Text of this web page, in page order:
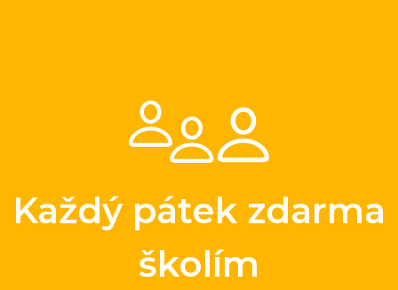
Každý pátek zdarma
školím